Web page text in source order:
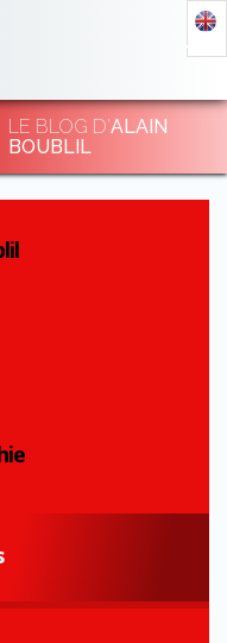
LE BLOG D'ALAIN
BOUBLIL